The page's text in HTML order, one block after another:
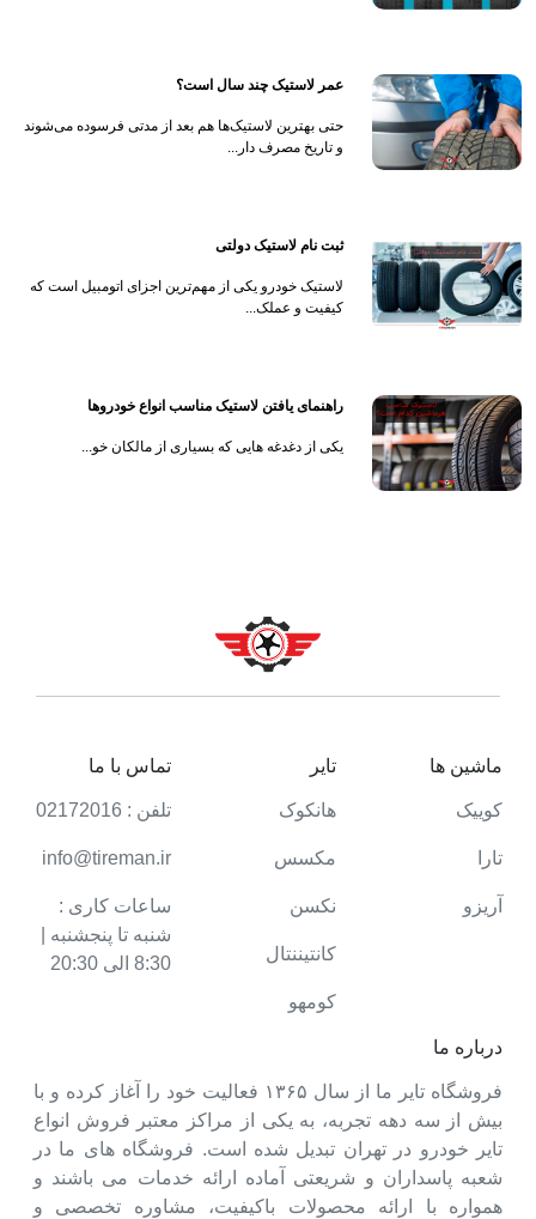
عمر لاستیک چند سال است؟
حتی بهترین لاستیک‌ها هم بعد از مدتی فرسوده می‌شوند
و تاریخ مصرف دار...
ثبت نام لاستیک دولتی
لاستیک خودرو یکی از مهم‌ترین اجزای اتومبیل است که
کیفیت و عملک...
راهنمای یافتن لاستیک مناسب انواع خودروها
یکی از دغدغه هایی که بسیاری از مالکان خو...
درباره ما
فروشگاه تایر ما از سال ۱۳۶۵ فعالیت خود را آغاز کرده و با
بیش از سه دهه تجربه، به یکی از مراکز معتبر فروش انواع
تایر خودرو در تهران تبدیل شده است. فروشگاه های ما در
شعبه پاسداران و شریعتی آماده ارائه خدمات می باشند و
همواره با ارائه محصولات باکیفیت، مشاوره تخصصی و
ماشین ها
کوییک
تارا
آریزو
تایر
هانکوک
مکسس
نکسن
کانتیننتال
کومهو
تماس با ما
تلفن : 02172016
info@tireman.ir
ساعات کاری :
شنبه تا پنجشنبه |
8:30 الی 20:30